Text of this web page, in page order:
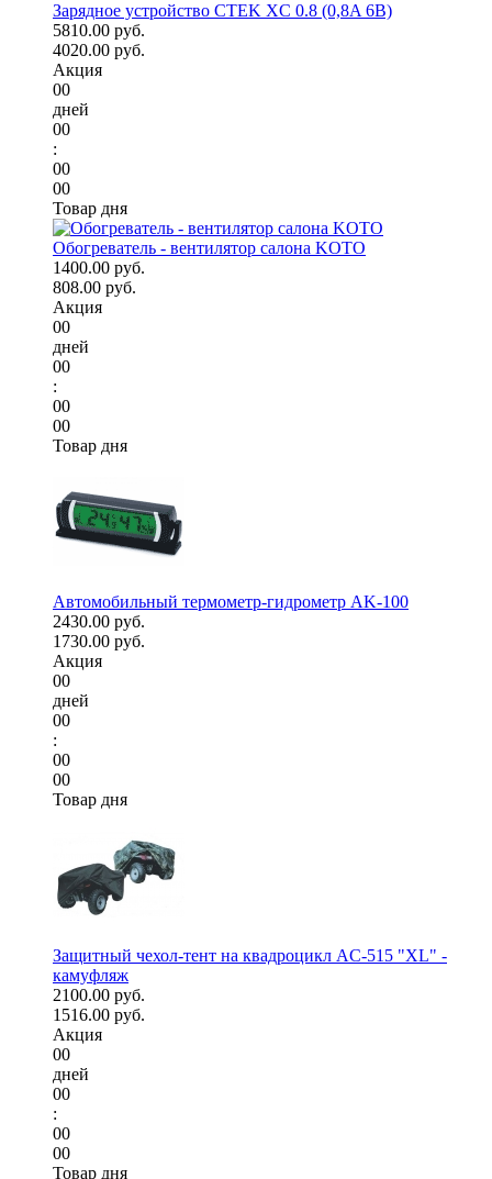
Зарядное устройство CTEK XC 0.8 (0,8A 6В)
5810.00 руб.
4020.00 руб.
Акция
00
дней
00
:
00
00
Товар дня
Обогреватель - вентилятор салона KOTO
1400.00 руб.
808.00 руб.
Акция
00
дней
00
:
00
00
Товар дня
Автомобильный термометр-гидрометр AK-100
2430.00 руб.
1730.00 руб.
Акция
00
дней
00
:
00
00
Товар дня
Защитный чехол-тент на квадроцикл AC-515 "XL" -
камуфляж
2100.00 руб.
1516.00 руб.
Акция
00
дней
00
:
00
00
Товар дня